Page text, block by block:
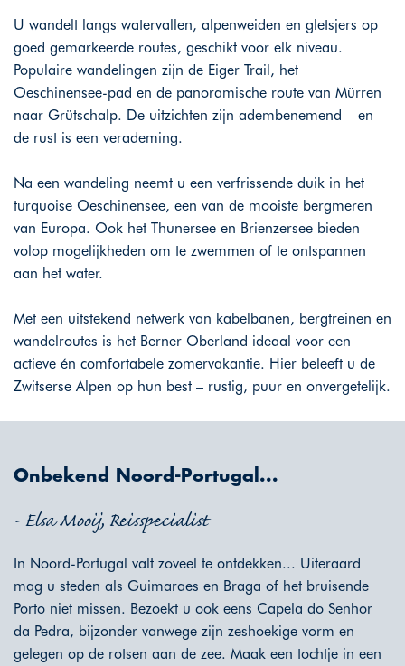
U wandelt langs watervallen, alpenweiden en gletsjers op
goed gemarkeerde routes, geschikt voor elk niveau.
Populaire wandelingen zijn de Eiger Trail, het
Oeschinensee-pad en de panoramische route van Mürren
naar Grütschalp. De uitzichten zijn adembenemend – en
de rust is een verademing.
Na een wandeling neemt u een verfrissende duik in het
turquoise Oeschinensee, een van de mooiste bergmeren
van Europa. Ook het Thunersee en Brienzersee bieden
volop mogelijkheden om te zwemmen of te ontspannen
aan het water.
Met een uitstekend netwerk van kabelbanen, bergtreinen en
wandelroutes is het Berner Oberland ideaal voor een
actieve én comfortabele zomervakantie. Hier beleeft u de
Zwitserse Alpen op hun best – rustig, puur en onvergetelijk.
Onbekend Noord-Portugal...
- Elsa Mooij, Reisspecialist
In Noord-Portugal valt zoveel te ontdekken... Uiteraard
mag u steden als Guimaraes en Braga of het bruisende
Porto niet missen. Bezoekt u ook eens Capela do Senhor
da Pedra, bijzonder vanwege zijn zeshoekige vorm en
gelegen op de rotsen aan de zee. Maak een tochtje in een